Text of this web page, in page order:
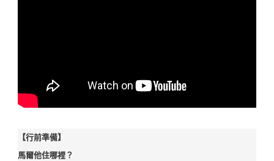
【行前準備】
馬爾他住哪裡？